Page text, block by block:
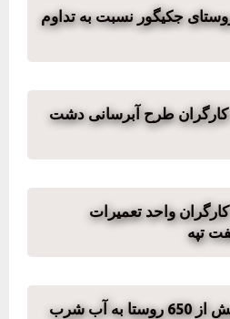
جکیگور نسبت به تداوم
طرح آبرسانی دشت
واحد تعمیرات
تپه
عدم دسترسی بیش از 650 روستا به آب شرب